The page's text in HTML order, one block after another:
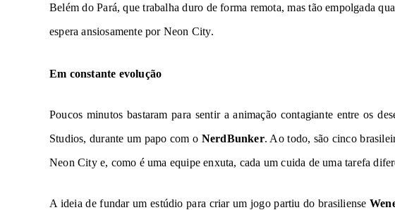
Belém do Pará, que trabalha duro de forma remota, mas tão empolgada
espera ansiosamente por Neon City.
Em constante evolução
Poucos minutos bastaram para sentir a animação contagiante entre os
Studios, durante um papo com o NerdBunker. Ao todo, são cinco
Neon Citye, como é uma equipe enxuta, cada um cuida de uma tarefa
A ideia de fundar um estúdio para criar um jogo partiu do brasiliense